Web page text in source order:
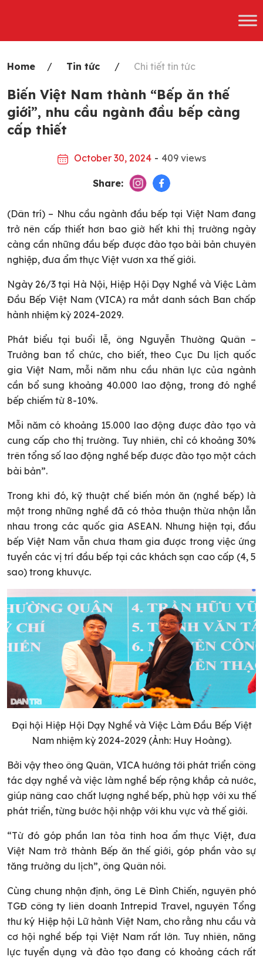
Home Tin tức Chi tiết tin tức
Biến Việt Nam thành “Bếp ăn thế
giới”, nhu cầu ngành đầu bếp càng
cấp thiết
October 30, 2024 - 409 views
Share:
(Dân trí) – Nhu cầu ngành đầu bếp tại Việt Nam đang
trở nên cấp thiết hơn bao giờ hết khi thị trường ngày
càng cần những đầu bếp được đào tạo bài bản chuyên
nghiệp, đưa ẩm thực Việt vươn xa thế giới.
Ngày 26/3 tại Hà Nội, Hiệp Hội Dạy Nghề và Việc Làm
Đầu Bếp Việt Nam (VICA) ra mắt danh sách Ban chấp
hành nhiệm kỳ 2024-2029.
Phát biểu tại buổi lễ, ông Nguyễn Thường Quân –
Trưởng ban tổ chức, cho biết, theo Cục Du lịch quốc
gia Việt Nam, mỗi năm nhu cầu nhân lực của ngành
cần bổ sung khoảng 40.000 lao động, trong đó nghề
bếp chiếm từ 8-10%.
Mỗi năm có khoảng 15.000 lao động được đào tạo và
cung cấp cho thị trường. Tuy nhiên, chỉ có khoảng 30%
trên tổng số lao động nghề bếp được đào tạo một cách
bài bản”.
Trong khi đó, kỹ thuật chế biến món ăn (nghề bếp) là
một trong những nghề đã có thỏa thuận thừa nhận lẫn
nhau trong các quốc gia ASEAN. Nhưng hiện tại, đầu
bếp Việt Nam vẫn chưa tham gia được trong việc ứng
tuyển các vị trí đầu bếp tại các khách sạn cao cấp (4, 5
sao) trong khuvực.
Đại hội Hiệp Hội Dạy Nghề và Việc Làm Đầu Bếp Việt
Nam nhiệm kỳ 2024-2029 (Ảnh: Huy Hoàng).
Bởi vậy theo ông Quân, VICA hướng tới phát triển công
tác dạy nghề và việc làm nghề bếp rộng khắp cả nước,
giúp nâng cao chất lượng nghề bếp, phù hợp với xu thế
phát triển, từng bước hội nhập với khu vực và thế giới.
“Từ đó góp phần lan tỏa tinh hoa ẩm thực Việt, đưa
Việt Nam trở thành Bếp ăn thế giới, góp phần vào sự
tăng trưởng du lịch”, ông Quân nói.
Cùng chung nhận định, ông Lê Đình Chiến, nguyên phó
TGĐ công ty liên doanh Intrepid Travel, nguyên Tổng
thư ký Hiệp hội Lữ hành Việt Nam, cho rằng nhu cầu và
cơ hội nghề bếp tại Việt Nam rất lớn. Tuy nhiên, năng
lực tuyển dụng và đào tạo đang có khoảng cách rất